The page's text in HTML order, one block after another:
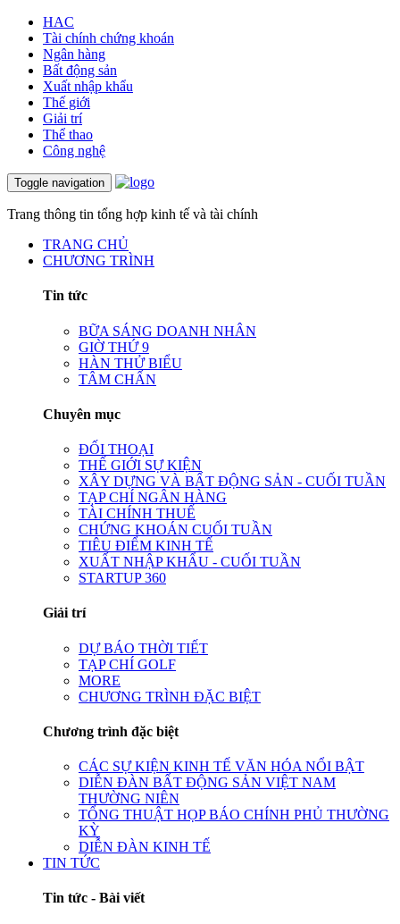
HAC
Tài chính chứng khoán
Ngân hàng
Bất động sản
Xuất nhập khẩu
Thế giới
Giải trí
Thể thao
Công nghệ
Toggle navigation
Trang thông tin tổng hợp kinh tế và tài chính
TRANG CHỦ
CHƯƠNG TRÌNH
Tin tức
BỮA SÁNG DOANH NHÂN
GIỜ THỨ 9
HÀN THỬ BIỂU
TÂM CHẤN
Chuyên mục
ĐỐI THOẠI
THẾ GIỚI SỰ KIỆN
XÂY DỰNG VÀ BẤT ĐỘNG SẢN - CUỐI TUẦN
TẠP CHÍ NGÂN HÀNG
TÀI CHÍNH THUẾ
CHỨNG KHOÁN CUỐI TUẦN
TIÊU ĐIỂM KINH TẾ
XUẤT NHẬP KHẨU - CUỐI TUẦN
STARTUP 360
Giải trí
DỰ BÁO THỜI TIẾT
TẠP CHÍ GOLF
MORE
CHƯƠNG TRÌNH ĐẶC BIỆT
Chương trình đặc biệt
CÁC SỰ KIỆN KINH TẾ VĂN HÓA NỔI BẬT
DIỄN ĐÀN BẤT ĐỘNG SẢN VIỆT NAM
THƯỜNG NIÊN
TỔNG THUẬT HỌP BÁO CHÍNH PHỦ THƯỜNG
KỲ
DIỄN ĐÀN KINH TẾ
TIN TỨC
Tin tức - Bài viết